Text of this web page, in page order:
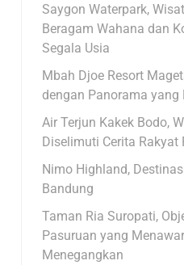
Saygon Waterpark,
Beragam Wahana dan
Segala Usia
Mbah Djoe Resort
dengan Panorama yang
Air Terjun Kakek Bodo,
Diselimuti Cerita Rakyat
Nimo Highland,
Bandung
Taman Ria Suropati,
Pasuruan yang
Menegangkan